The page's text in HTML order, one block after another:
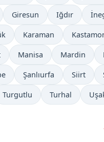
Giresun Iğdır
Karaman
Manisa Mardin
Şanlıurfa Siirt
Turgutlu Turhal